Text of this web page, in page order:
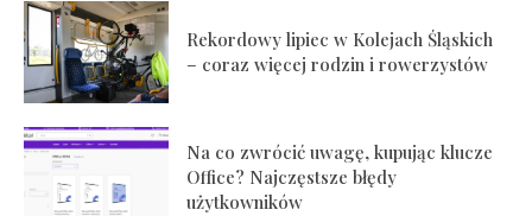
Rekordowy lipiec w Kolejach Śląskich
– coraz więcej rodzin i rowerzystów
Na co zwrócić uwagę, kupując klucze
Office? Najczęstsze błędy
użytkowników